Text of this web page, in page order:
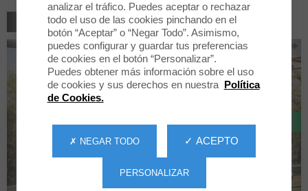
VOLVER AL LISTADO
analizar el tráfico. Puedes aceptar o rechazar
todo el uso de las cookies pinchando en el
botón “Aceptar” o “Negar Todo”. Asimismo,
puedes configurar y guardar tus preferencias
de cookies en el botón “Personalizar”.
Puedes obtener más información sobre el uso
de cookies y sus derechos en nuestra Política
de Cookies.
✓ ACEPTO
✗ NEGAR TODO
PERSONALIZAR